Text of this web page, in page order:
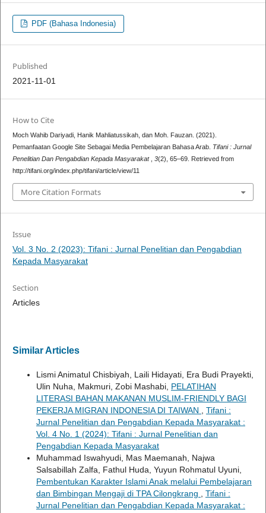
PDF (Bahasa Indonesia)
Published
2021-11-01
How to Cite
Moch Wahib Dariyadi, Hanik Mahliatussikah, dan Moh. Fauzan. (2021).
Pemanfaatan Google Site Sebagai Media Pembelajaran Bahasa Arab. Tifani : Jurnal
Penelitian Dan Pengabdian Kepada Masyarakat
3(2), 65–69. Retrieved from
http://tifani.org/index.php/tifani/article/view/11
More Citation Formats
Issue
Vol. 3 No. 2 (2023): Tifani : Jurnal Penelitian dan Pengabdian
Kepada Masyarakat
Section
Articles
Similar Articles
Lismi Animatul Chisbiyah, Laili Hidayati, Era Budi Prayekti,
Ulin Nuha, Makmuri, Zobi Mashabi, PELATIHAN
LITERASI BAHAN MAKANAN MUSLIM-FRIENDLY BAGI
PEKERJA MIGRAN INDONESIA DI TAIWAN
Tifani :
Jurnal Penelitian dan Pengabdian Kepada Masyarakat :
Vol. 4 No. 1 (2024): Tifani : Jurnal Penelitian dan
Pengabdian Kepada Masyarakat
Muhammad Iswahyudi, Mas Maemanah, Najwa
Salsabillah Zalfa, Fathul Huda, Yuyun Rohmatul Uyuni,
Pembentukan Karakter Islami Anak melalui Pembelajaran
dan Bimbingan Mengaji di TPA Cilongkrang
Tifani :
Jurnal Penelitian dan Pengabdian Kepada Masyarakat :